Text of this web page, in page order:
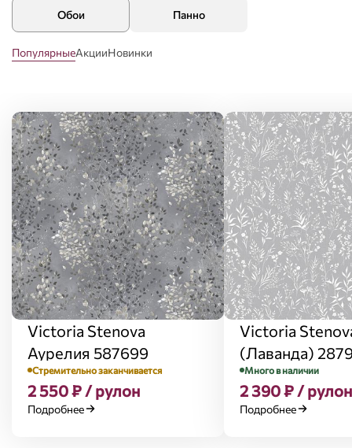
Обои Панно
ПопулярныеАкцииНовинки
Victoria Stenova
Аурелия 587699
Стремительно заканчивается
2 550 ₽ / рулон
Подробнее
Victoria
(Лаванда)
Много в наличии
2 390 ₽ / рулон
Подробнее